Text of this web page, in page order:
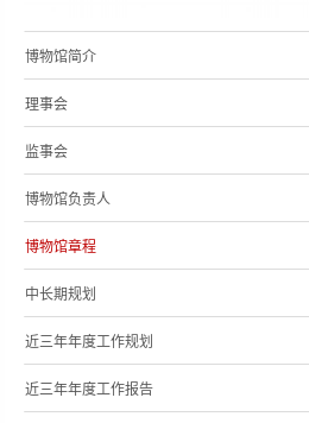
博物馆简介
理事会
监事会
博物馆负责人
博物馆章程
中长期规划
近三年年度工作规划
近三年年度工作报告